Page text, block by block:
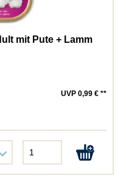
mit Pute + Lamm
UVP 0,99 € **